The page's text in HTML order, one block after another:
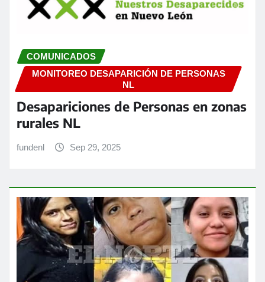
COMUNICADOS
MONITOREO DESAPARICIÓN DE PERSONAS
NL
Desapariciones de Personas en zonas
rurales NL
fundenl Sep 29, 2025